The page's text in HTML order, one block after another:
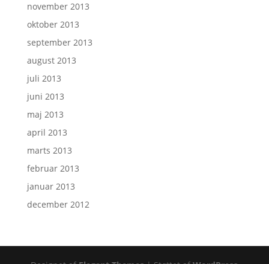
november 2013
oktober 2013
september 2013
august 2013
juli 2013
juni 2013
maj 2013
april 2013
marts 2013
februar 2013
januar 2013
december 2012